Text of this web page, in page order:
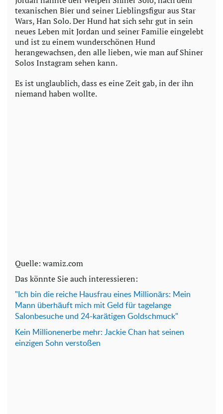
texanischen Bier und seiner Lieblingsfigur aus Star
Wars, Han Solo. Der Hund hat sich sehr gut in sein
neues Leben mit Jordan und seiner Familie eingelebt
und ist zu einem wunderschönen Hund
herangewachsen, den alle lieben, wie man auf Shiner
Solos Instagram sehen kann.
Es ist unglaublich, dass es eine Zeit gab, in der ihn
niemand haben wollte.
Quelle: wamiz.com
Das könnte Sie auch interessieren:
"Ich bin die reiche Hausfrau eines Millionärs: Mein
Mann überhäuft mich mit Geld für tagelange
Salonbesuche und 24-karätigen Goldschmuck"
Kein Millionenerbe mehr: Jackie Chan hat seinen
einzigen Sohn verstoßen